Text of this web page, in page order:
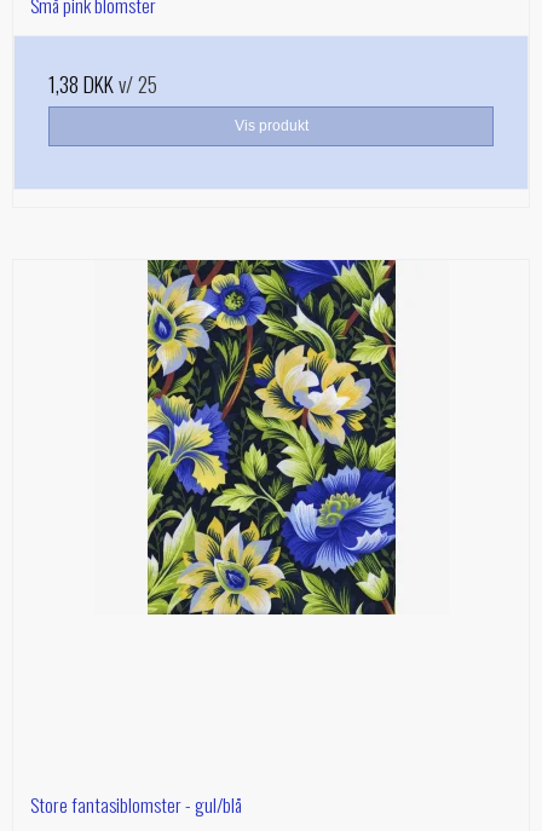
1,38 DKKv/ 25
Vis produkt
Store fantasiblomster - gul/blå